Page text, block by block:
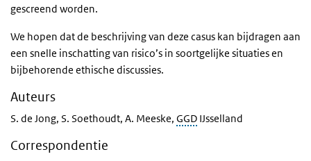
gescreend worden.
We hopen dat de beschrijving van deze casus kan bijdragen aan
een snelle inschatting van risico’s in soortgelijke situaties en
bijbehorende ethische discussies.
Auteurs
S. de Jong, S. Soethoudt, A. Meeske, GGD IJsselland
Correspondentie